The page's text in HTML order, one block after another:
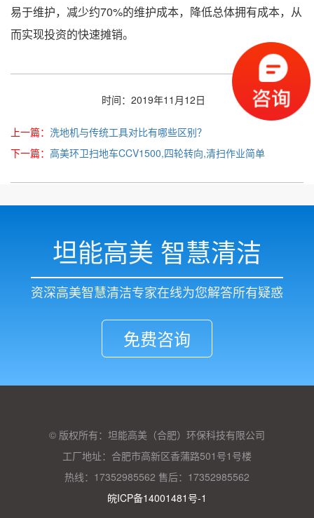
易于维护，减少约70%的维护成本，降低总体拥有成本，从
而实现投资的快速摊销。
时间：2019年11月12日
上一篇： 洗地机与传统工具对比有哪些区别？
下一篇： 高美环卫扫地车CCV1500,四轮转向,清扫作业简单
坦能高美 智慧清洁
资深高美智慧清洁专家在线为您解答所有疑惑
免费咨询
© 版权所有：坦能高美（合肥）环保科技有限公司
工厂地址：合肥市高新区香蒲路501号1号楼
热线：17352985562 售后：17352985562
皖ICP备14001481号-1